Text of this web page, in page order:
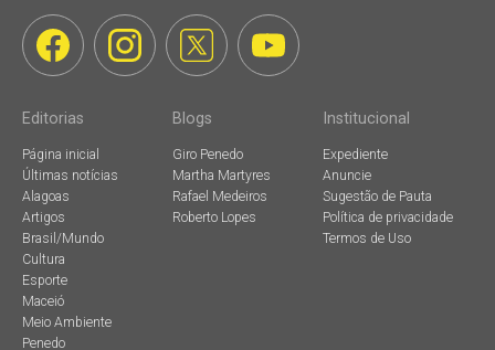
Editorias
Página inicial
Últimas notícias
Alagoas
Artigos
Brasil/Mundo
Cultura
Esporte
Maceió
Meio Ambiente
Penedo
Blogs
Giro Penedo
Martha Martyres
Rafael Medeiros
Roberto Lopes
Institucional
Expediente
Anuncie
Sugestão de Pauta
Política de privacidade
Termos de Uso